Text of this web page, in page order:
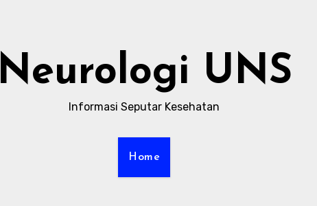
Neurologi UNS
Informasi Seputar Kesehatan
Home